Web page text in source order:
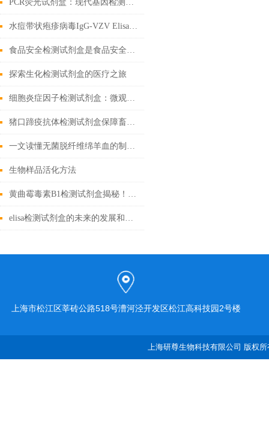
PCR荧光试剂盒：现代基因检测的得力助手
水痘带状疱疹病毒IgG-VZV Elisa检测试剂盒应用全解析
食品安全检测试剂盒是食品安全领域的重要工具
探索生化检测试剂盒的医疗之旅
细胞炎症因子检测试剂盒：微观战场里的“情报解码器”
猪口蹄疫抗体检测试剂盒保障畜牧业健康发展的重要工具
一文读懂无菌脱纤维绵羊血的制备工艺
生物样品活化方法
黄曲霉毒素B1检测试剂盒揭秘！精准锁定隐患
elisa检测试剂盒的未来的发展和优点分享
上海市松江区莘砖公路518号漕河泾开发区松江高科技园2号楼
上海研尊生物科技有限公司 版权